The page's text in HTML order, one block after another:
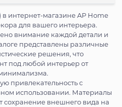
интернет-магазине AP Home
для вашего интерьера.
внимание каждой детали и
представлены различные
решения, что
под любой интерьер от
привлекательность с
использовании. Материалы
сохранение внешнего вида на